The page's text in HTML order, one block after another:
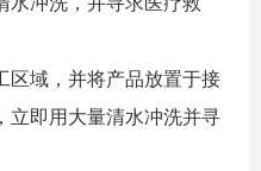
区域，并将产品放置于接
立即用大量清水冲洗并寻